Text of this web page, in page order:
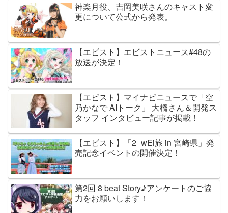
神楽月役、吉岡美咲さんのキャスト変
更について公式から発表。
【エビスト】エビストニュース#48の
放送が決定！
【エビスト】マイナビニュースで「空
乃かなで AIトーク」 大橋さん＆開発ス
タッフ インタビュー記事が掲載！
【エビスト】「2_wEi旅 in 宮崎県」発
売記念イベントの開催決定！
第2回 8 beat Story♪アンケートのご協
力をお願いします！